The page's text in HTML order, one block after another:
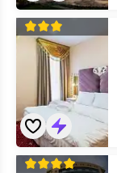
«Сан-
Ремо»
гостиница
шведский
«Планета